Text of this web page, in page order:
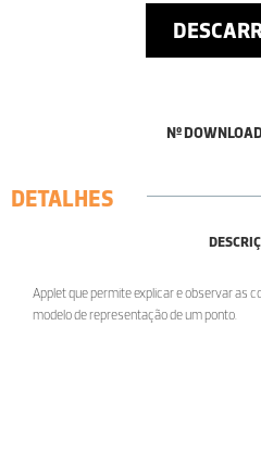
Nº
DETALHES
Applet que permite explicar e observar as
modelo de representação de um ponto.